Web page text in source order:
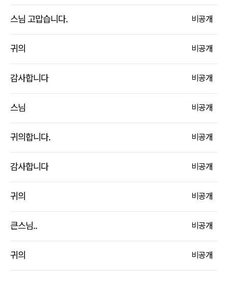
스님 고맙습니다. 비공개
귀의 비공개
감사합니다 비공개
스님 비공개
귀의합니다. 비공개
감사합니다 비공개
귀의 비공개
큰스님.. 비공개
귀의 비공개